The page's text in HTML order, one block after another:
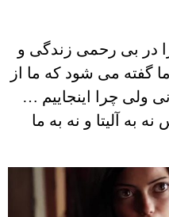
در بی رحمی زندگی و
گفته می شود که ما از
ولی چرا اینجاییم …
به آلیتا و نه به ما